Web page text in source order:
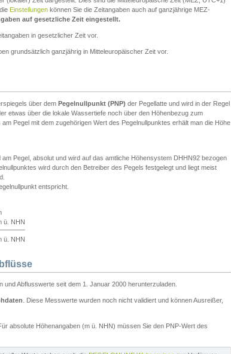
Einstellungen können Sie die Zeitangaben auch auf ganzjährige MEZ-
auf gesetzliche Zeit eingestellt.
in gesetzlicher Zeit vor.
grundsätzlich ganzjährig in Mitteleuropäischer Zeit vor.
über dem Pegelnullpunkt (PNP) der Pegellatte und wird in der Regel
etwas über die lokale Wassertiefe noch über den Höhenbezug zum
Pegel mit dem zugehörigen Wert des Pegelnullpunktes erhält man die Höhe
Pegel, absolut und wird auf das amtliche Höhensystem DHHN92 bezogen
wird durch den Betreiber des Pegels festgelegt und liegt meist
entspricht.
ü. NHN
ü. NHN
Abflusswerte seit dem 1. Januar 2000 herunterzuladen.
. Diese Messwerte wurden noch nicht validiert und können Ausreißer,
Für absolute Höhenangaben (m ü. NHN) müssen Sie den PNP-Wert des